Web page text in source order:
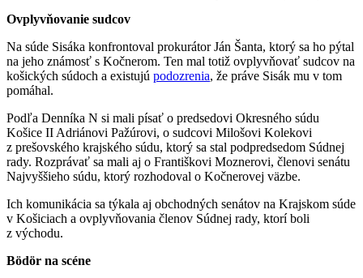
Ovplyvňovanie sudcov
Na súde Sisáka konfrontoval prokurátor Ján Šanta, ktorý sa ho pýtal
na jeho známosť s Kočnerom. Ten mal totiž ovplyvňovať sudcov na
košických súdoch a existujú podozrenia, že práve Sisák mu v tom
pomáhal.
Podľa Denníka N si mali písať o predsedovi Okresného súdu
Košice II Adriánovi Pažúrovi, o sudcovi Milošovi Kolekovi
z prešovského krajského súdu, ktorý sa stal podpredsedom Súdnej
rady. Rozprávať sa mali aj o Františkovi Moznerovi, členovi senátu
Najvyššieho súdu, ktorý rozhodoval o Kočnerovej väzbe.
Ich komunikácia sa týkala aj obchodných senátov na Krajskom súde
v Košiciach a ovplyvňovania členov Súdnej rady, ktorí boli
z východu.
Bödör na scéne